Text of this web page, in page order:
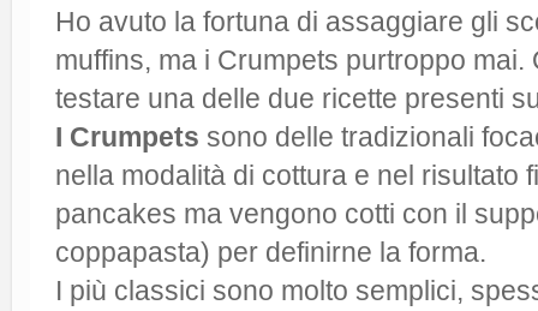
Ho avuto la fortuna di assaggiare gli
muffins, ma i Crumpets purtroppo
testare una delle due ricette presenti
I Crumpets sono delle tradizionali
nella modalità di cottura e nel risultato
pancakes ma vengono cotti con il
coppapasta) per definirne la forma.
I più classici sono molto semplici,